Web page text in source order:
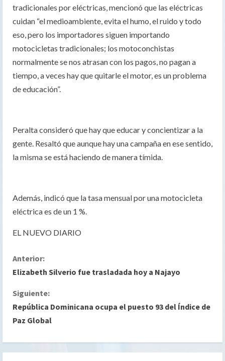
tradicionales por eléctricas, mencionó que las eléctricas
cuidan “el medioambiente, evita el humo, el ruido y todo
eso, pero los importadores siguen importando
motocicletas tradicionales; los motoconchistas
normalmente se nos atrasan con los pagos, no pagan a
tiempo, a veces hay que quitarle el motor, es un problema
de educación”.
Peralta consideró que hay que educar y concientizar a la
gente. Resaltó que aunque hay una campaña en ese sentido,
la misma se está haciendo de manera tímida.
Además, indicó que la tasa mensual por una motocicleta
eléctrica es de un 1 %.
EL NUEVO DIARIO
S
g
u
e
Anterior:
Elizabeth Silverio fue trasladada hoy a Najayo
Siguiente:
República Dominicana ocupa el puesto 93 del Índice de
Paz Global